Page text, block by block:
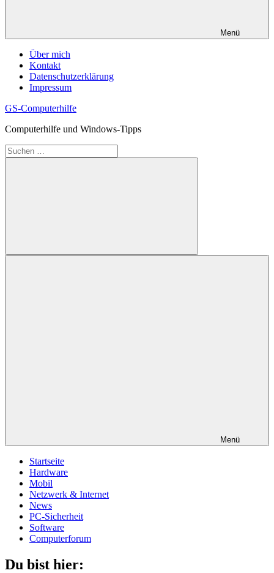
Menü
Über mich
Kontakt
Datenschutzerklärung
Impressum
GS-Computerhilfe
Computerhilfe und Windows-Tipps
Suchen
nach:
Suchen
Menü
Startseite
Hardware
Mobil
Netzwerk & Internet
News
PC-Sicherheit
Software
Computerforum
Du bist hier: